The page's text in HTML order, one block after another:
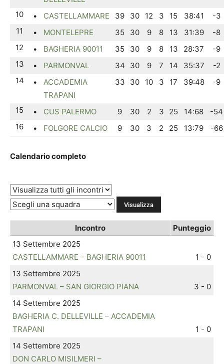
10 • CASTELLAMMARE 39 30 12 3 15 38:41
-3
11
• MONTELEPRE 35 30 9 8 13 31:39
-8
12
• BAGHERIA 90011 35 30 9 8 13 28:37
-9
13
• PARMONVAL 34 30 9 7 14 35:37
-2
14
•
ACCADEMIA
TRAPANI
33 30 10 3 17 39:48 -9
15 • CUS PALERMO 9 30 2 3 25 14:68
-54
16
• FOLGORE CALCIO 9 30 3 2 25 13:79 -66
Calendario completo
Incontro
Punteggio
13 Settembre 2025
CASTELLAMMARE – BAGHERIA 90011
1 - 0
13 Settembre 2025
PARMONVAL – SAN GIORGIO PIANA
3 - 0
14 Settembre 2025
BAGHERIA C. DELLEVILLE – ACCADEMIA
TRAPANI
1 - 0
14 Settembre 2025
DON CARLO MISILMERI –